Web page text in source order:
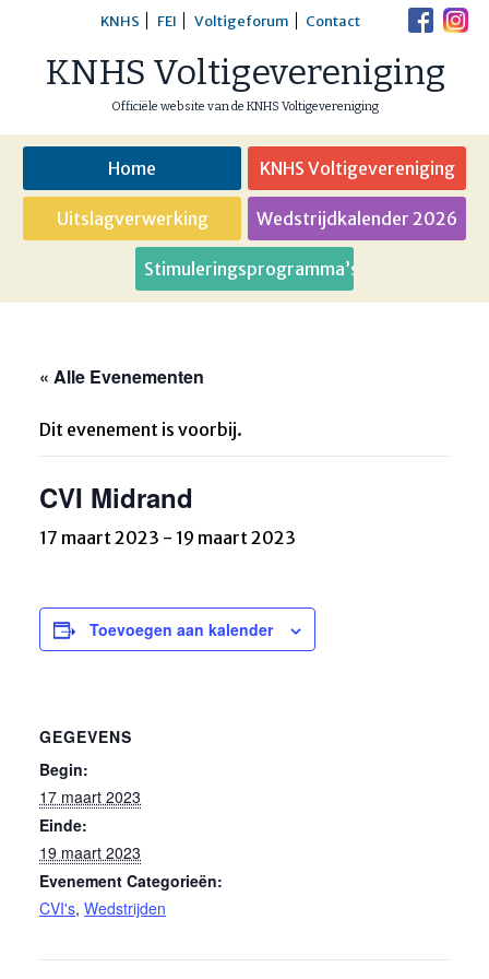
content
KNHS FEI Voltigeforum Contact
KNHS Voltigevereniging
Officiële website van de KNHS Voltigevereniging
Home KNHS Voltigevereniging
Uitslagverwerking Wedstrijdkalender 2026
Stimuleringsprogramma’s
« Alle Evenementen
Dit evenement is voorbij.
CVI Midrand
17 maart 2023 - 19 maart 2023
Toevoegen aan kalender
GEGEVENS
Begin:
17 maart 2023
Einde:
19 maart 2023
Evenement Categorieën:
CVI's, Wedstrijden